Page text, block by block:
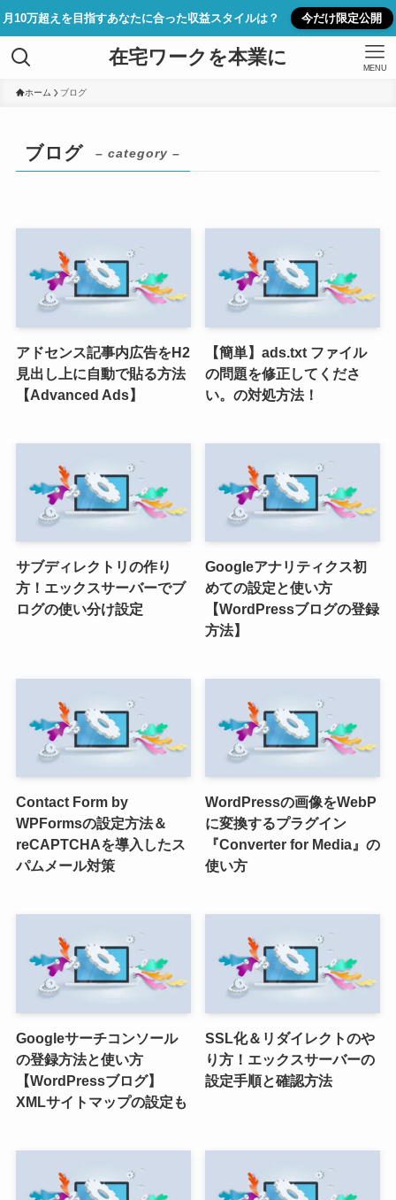
月10万超えを目指すあなたに合った収益スタイルは？ 今だけ限定公開
在宅ワークを本業に MENU
ホーム ブログ
ブログ – category –
アドセンス記事内広告をH2
見出し上に自動で貼る方法
【Advanced Ads】
【簡単】ads.txt ファイル
の問題を修正してくださ
い。の対処方法！
サブディレクトリの作り
方！エックスサーバーでブ
ログの使い分け設定
Googleアナリティクス初
めての設定と使い方
【WordPressブログの登録
方法】
Contact Form by
WPFormsの設定方法＆
reCAPTCHAを導入したス
パムメール対策
WordPressの画像をWebP
に変換するプラグイン
『Converter for Media』の
使い方
Googleサーチコンソール
の登録方法と使い方
【WordPressブログ】
XMLサイトマップの設定も
SSL化＆リダイレクトのや
り方！エックスサーバーの
設定手順と確認方法